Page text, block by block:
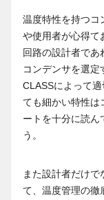
温度特性を持つコ
や使用者が心得て
回路の設計者であ
コンデンサを選定
CLASSによって
ても細かい特性は
ートを十分に読ん
う。
また設計者だけ
て、温度管理の徹